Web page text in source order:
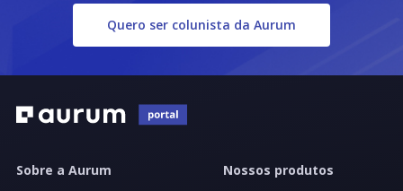
Quero ser colunista da Aurum
Sobre a Aurum
Nossos produtos